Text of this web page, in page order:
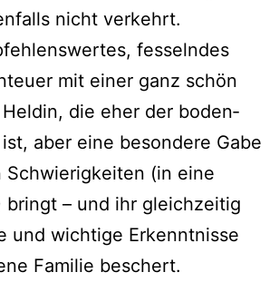
nicht verkehrt.
fes­seln­des
mit einer ganz schön
die eher der boden­
aber eine beson­de­re Gabe
Schwierigkeiten (in eine
bringt – und ihr gleich­zei­tig
und wich­ti­ge Erkenntnisse
Familie beschert.